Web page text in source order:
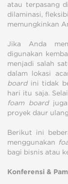
atau terpasang
dilaminasi,
memungkinkan
Jika Anda
digunakan
menjadi salah
dalam lokasi
boardini tidak
hari itu saja.
foam boardjuga
proyek daur
Berikut ini
menggunakan
bagi bisnis atau
Konferensi &